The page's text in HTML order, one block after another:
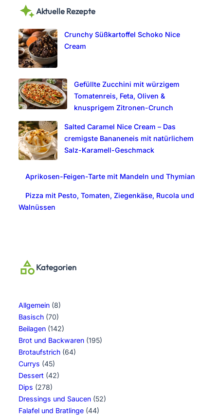
r
h
Aktuelle Rezepte
Crunchy Süßkartoffel Schoko Nice
Cream
Gefüllte Zucchini mit würzigem
Tomatenreis, Feta, Oliven &
knusprigem Zitronen-Crunch
Salted Caramel Nice Cream – Das
cremigste Bananeneis mit natürlichem
Salz-Karamell-Geschmack
Aprikosen-Feigen-Tarte mit Mandeln und Thymian
Pizza mit Pesto, Tomaten, Ziegenkäse, Rucola und
Walnüssen
Kategorien
Allgemein (8)
Basisch (70)
Beilagen (142)
Brot und Backwaren (195)
Brotaufstrich (64)
Currys (45)
Dessert (42)
Dips (278)
Dressings und Saucen (52)
Falafel und Bratlinge (44)